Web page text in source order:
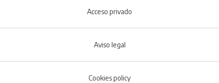
Acceso privado
Aviso legal
Cookies policy